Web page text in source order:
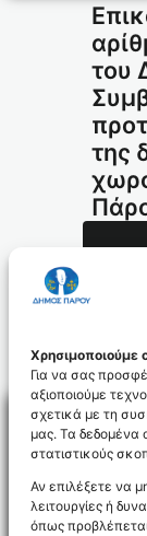
Χρησιμοποιούμε
Για να σας
αξιοποιούμε
σχετικά με τη
μας. Τα δεδομένα
στατιστικούς
Αν επιλέξετε να
λειτουργίες ή
όπως
του
της